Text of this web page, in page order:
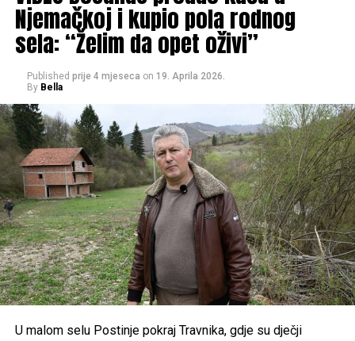
Mail
Uz to je poručio: “Ja sam odavno otišao dalje. Kakvi
razvodi, kakva vjenčanja. Da ja nisam Haris Džinović ništa
ne bi bilo glamurozno od svega toga”.
Podsjetimo, Melina se jučer udala za britanskog
biznismena, a formalna ceremonija vjenčanja je održana u
Monaku. Nakon toga par je jahtom doplovio do Portofina
gdje je u večernjim satima počelo i slavlje koje će trajati tri
dana.
Share Post
Share
Tweet Share
Mail
Njemačkoj i kupio pola rodnog
sela: “Želim da opet oživi”
Published prije 4 mjeseca on 19. Aprila 2026.
By Bella
U malom selu Postinje pokraj Travnika, gdje su dječji